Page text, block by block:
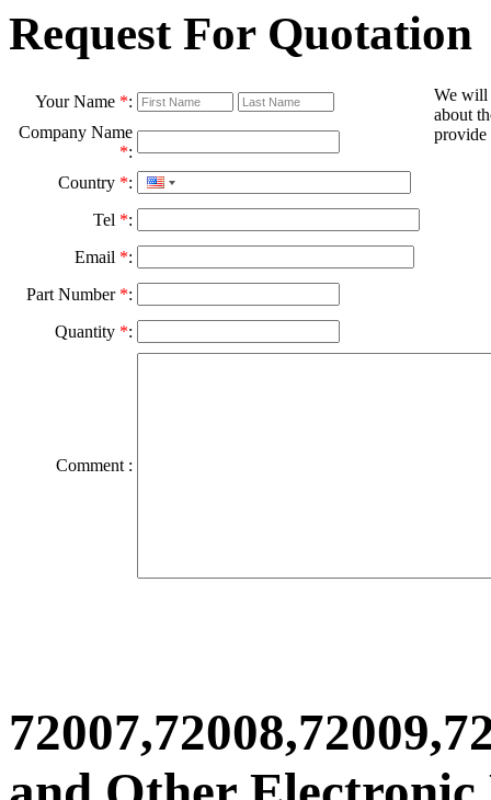
Request For Quotation
Your Name *:
We will
about
provide
Company Name
*:
Country *:
Tel *:
Email *:
Part Number *:
Quantity *:
Comment :